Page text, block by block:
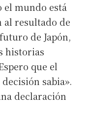
el mundo está
al resultado de
de Japón,
historias
que el
sabia».
declaración